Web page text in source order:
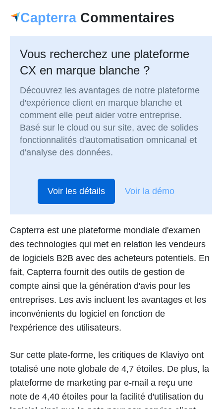
Capterra Commentaires
Vous recherchez une plateforme
CX en marque blanche ?
Découvrez les avantages de notre plateforme
d'expérience client en marque blanche et
comment elle peut aider votre entreprise.
Basé sur le cloud ou sur site, avec de solides
fonctionnalités d'automatisation omnicanal et
d'analyse des données.
Voir les détails Voir la démo
Capterra est une plateforme mondiale d'examen
des technologies qui met en relation les vendeurs
de logiciels B2B avec des acheteurs potentiels. En
fait, Capterra fournit des outils de gestion de
compte ainsi que la génération d'avis pour les
entreprises. Les avis incluent les avantages et les
inconvénients du logiciel en fonction de
l'expérience des utilisateurs.
Sur cette plate-forme, les critiques de Klaviyo ont
totalisé une note globale de 4,7 étoiles. De plus, la
plateforme de marketing par e-mail a reçu une
note de 4,40 étoiles pour la facilité d'utilisation du